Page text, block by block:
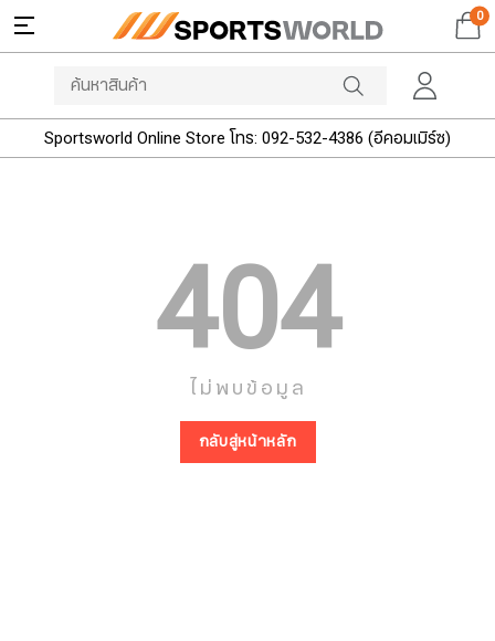
0
Sportsworld Online Store โทร: 092-532-4386 (อีคอมเมิร์ซ)
404
ไม่พบข้อมูล
กลับสู่หน้าหลัก